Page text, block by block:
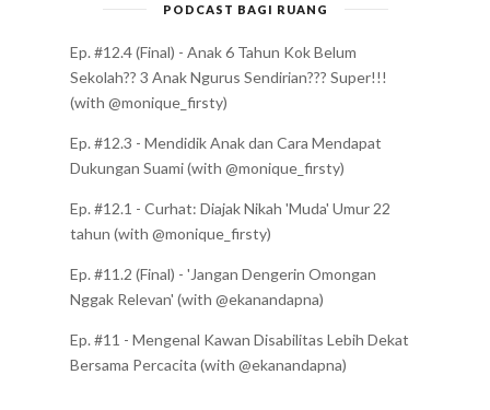
PODCAST BAGI RUANG
Ep. #12.4 (Final) - Anak 6 Tahun Kok Belum
Sekolah?? 3 Anak Ngurus Sendirian??? Super!!!
(with @monique_firsty)
Ep. #12.3 - Mendidik Anak dan Cara Mendapat
Dukungan Suami (with @monique_firsty)
Ep. #12.1 - Curhat: Diajak Nikah 'Muda' Umur 22
tahun (with @monique_firsty)
Ep. #11.2 (Final) - 'Jangan Dengerin Omongan
Nggak Relevan' (with @ekanandapna)
Ep. #11 - Mengenal Kawan Disabilitas Lebih Dekat
Bersama Percacita (with @ekanandapna)